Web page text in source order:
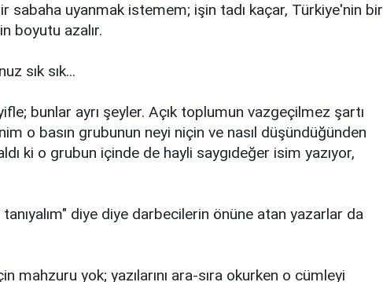
sabaha uyanmak istemem; işin tadı kaçar, Türkiye'nin bir
boyutu azalır.
sık sık...
bunlar ayrı şeyler. Açık toplumun vazgeçilmez şartı
o basın grubunun neyi niçin ve nasıl düşündüğünden
ki o grubun içinde de hayli saygıdeğer isim yazıyor,
tanıyalım" diye diye darbecilerin önüne atan yazarlar da
mahzuru yok; yazılarını ara-sıra okurken o cümleyi